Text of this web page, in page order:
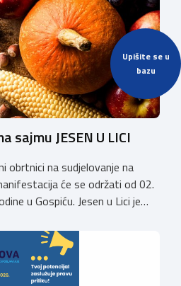
Upišite se u
bazu
njegu pasa iz cijele Hrvatske,
sajmu JESEN U LICI
obrtnici na sudjelovanje na
će se održati od 02.
u Gospiću. Jesen u Lici je
gospodarsku,
na području Ličko-senjske
[…]